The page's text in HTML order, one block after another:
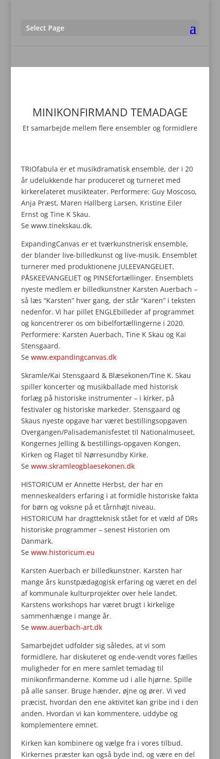
Select Page
MINIKONFIRMAND TEMADAGE
Et samarbejde mellem flere ensembler og formidlere
TRIOfabula er et musikdramatisk ensemble, der i 20
år udelukkende har produceret og turneret med
kirkerelateret musikteater. Performere: Guy Moscoso,
Anja Præst, Maren Hallberg Larsen, Kristine Eiler
Ernst og Tine K Skau.
Se www.tinekskau.dk.
ExpandingCanvas er et tværkunstnerisk ensemble,
der blander live-billedkunst og live-musik. Ensemblet
turnerer med produktionene JULEEVANGELIET,
PÅSKEEVANGELIET og PINSEfortællinger. Ensemblets
nyeste medlem er billedkunstner Karsten Auerbach –
så læs “Karsten” hver gang, der står “Karen” i teksten
nedenfor. Vi har pillet ENGLEbilleder af programmet
og koncentrerer os om bibelfortællingerne i 2020.
Performere: Karsten Auerbach, Tine K Skau og Kai
Stensgaard.
Se www.expandingcanvas.dk
Skramle/Kai Stensgaard & Blæsekonen/Tine K. Skau
spiller koncerter og musikballade med historisk
forlæg på historiske instrumenter – i kirker, på
festivaler og historiske markeder. Stensgaard og
Skaus nyeste opgave har været bestillingsopgaven
Overgangen/Palisademanisfestet til Nationalmuseet,
Kongernes Jelling & bestillings-opgaven Kongen,
Kirken og Flaget til Nørresundby Kirke.
Se www.skramleogblaesekonen.dk
HISTORICUM er Annette Herbst, der har en
menneskealders erfaring i at formidle historiske fakta
for børn og voksne på et tårnhøjt niveau.
HISTORICUM har dragtteknisk stået for et væld af DRs
historiske programmer – senest Historien om
Danmark.
Se www.historicum.eu
Karsten Auerbach er billedkunstner. Karsten har
mange års kunstpædagogisk erfaring og været en del
af kommunale kulturprojekter over hele landet.
Karstens workshops har været brugt i kirkelige
sammenhænge i mange år.
Se www.auerbach-art.dk
Samarbejdet udfolder sig således, at vi som
formidlere, har diskuteret og ende-vendt vores fælles
muligheder for en mere samlet temadag til
minikonfirmanderne. Komme ud i alle hjørne. Spille
på alle sanser. Bruge hænder, øjne og ører. Vi ved
præcist, hvordan den ene aktivitet kan gribe ind i den
anden. Hvordan vi kan kommentere, uddybe og
komplementere emnet.
Kirken kan kombinere og vælge fra i vores tilbud.
Kirkernes præster kan også byde ind, og være en del